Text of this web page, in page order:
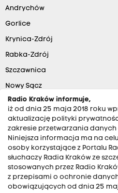
Andrychów
Gorlice
Krynica-Zdrój
Rabka-Zdrój
Szczawnica
Nowy Sącz
RADIO KRAKÓW SA. Aleja
Kraków
Radio Kraków informuje,
iż od dnia 25 maja 2018 roku
aktualizację polityki
zakresie przetwarzania
Niniejsza informacja ma na
osoby korzystające z Portalu
słuchaczy Radia Kraków ze
stosowanych przez Radio
z przepisami o ochronie
obowiązujących od dnia 25